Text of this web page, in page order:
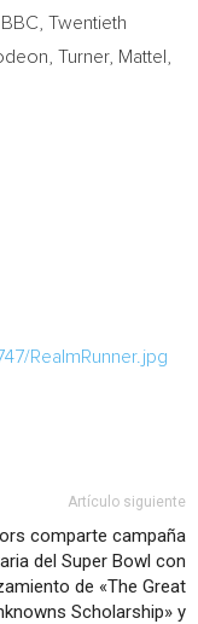
Twentieth
Turner, Mattel,
RealmRunner.jpg
Artículo siguiente
comparte campaña
del Super Bowl con
de «The Great
Scholarship» y